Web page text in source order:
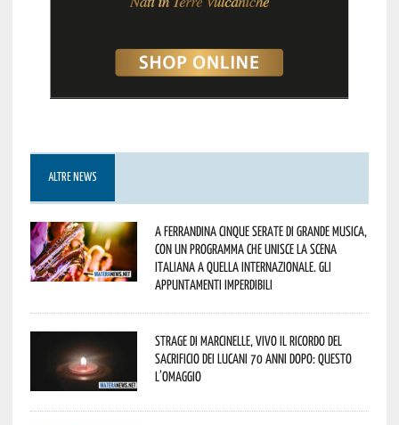
ALTRE NEWS
A Ferrandina cinque serate di grande musica,
con un programma che unisce la scena
italiana a quella internazionale. Gli
appuntamenti imperdibili
Strage di Marcinelle, vivo il ricordo del
sacrificio dei lucani 70 anni dopo: questo
l’omaggio